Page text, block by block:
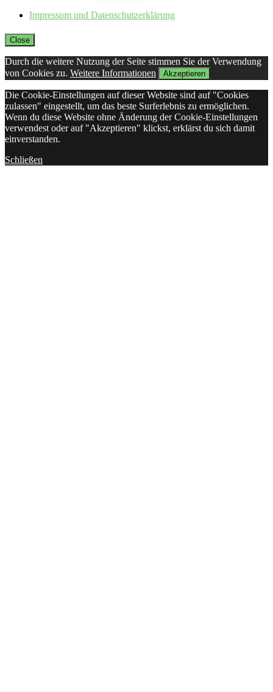
Impressum und Datenschutzerklärung
Close
Durch die weitere Nutzung der Seite stimmen Sie der Verwendung
von Cookies zu. Weitere Informationen Akzeptieren
Die Cookie-Einstellungen auf dieser Website sind auf "Cookies
zulassen" eingestellt, um das beste Surferlebnis zu ermöglichen.
Wenn du diese Website ohne Änderung der Cookie-Einstellungen
verwendest oder auf "Akzeptieren" klickst, erklärst du sich damit
einverstanden.
Schließen